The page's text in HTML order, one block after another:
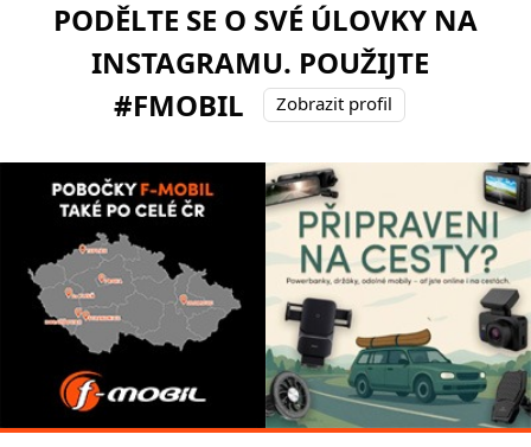
PODĚLTE SE O SVÉ ÚLOVKY NA
INSTAGRAMU. POUŽIJTE
#FMOBIL
Zobrazit profil